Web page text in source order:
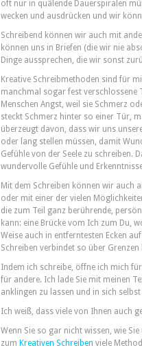
oft nur in quälende Dauerspiralen
wecken und ausdrücken und wir
Schreibend können wir auch mit
können uns in Briefen (die wir nie
Dinge aussprechen, die wir sonst
Kreative Schreibmethoden sind für
manchmal sogar fest verschlossene
Menschen Angst, weil sie Schmerz
steckt Schmerz hinter so einer Tür,
überzeugt davon, dass wir uns
oder lang stellen müssen, damit
Gefühle von der Seele zu schreiben.
wundervolle Gefühle und
Mit dem Schreiben können wir auch
oder mit einer der vielen
die zum Teil ganz berührende,
kann: eine Brücke vom Ich zum Du,
Weise auch in entferntesten Ecken
Schreiben verbindet so über Grenzen
Indem ich schreibe, öffne ich mich
für andere. Ich lade Sie mit meinen
anklingen zu lassen und in sich
Ich weiß, dass viele von Ihnen auch
Wenn Sie so gar nicht wissen, wie
zum Kreativen Schreiben viele